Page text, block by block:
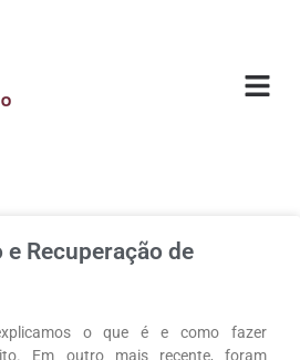
Recuperação de
o que é e como fazer
Em outro mais recente, foram